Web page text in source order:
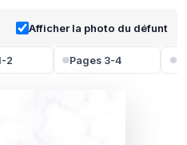
Afficher la photo du défunt
2 Pages 3-4